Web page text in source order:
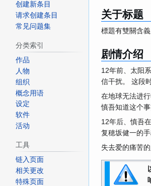
关于标题
標題有雙關含
剧情介绍
12年前、太阳
信干扰。 这段
在地球无法进
慎吾知道这个
12年后、慎吾
复穂坂健一的手
失去爱的痛苦
创建新条目
请求创建条目
常见问题集
分类索引
作品
人物
组织
概念用语
设定
软件
活动
工具
链入页面
相关更改
特殊页面